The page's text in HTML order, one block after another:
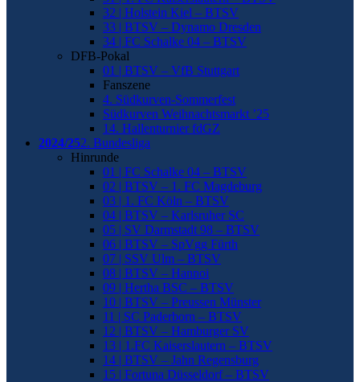
32 | Holstein Kiel – BTSV
33 | BTSV – Dynamo Dresden
34 | FC Schalke 04 – BTSV
DFB-Pokal
01 | BTSV – VfB Stuttgart
Fanszene
4. Südkurven-Sommerfest
Südkurven Weihnachtsmarkt ’25
14. Hallenturnier fdGZ
2024/252. Bundesliga
Hinrunde
01 | FC Schalke 04 – BTSV
02 | BTSV – 1. FC Magdeburg
03 | 1. FC Köln – BTSV
04 | BTSV – Karlsruher SC
05 | SV Darmstadt 98 – BTSV
06 | BTSV – SpVgg Fürth
07 | SSV Ulm – BTSV
08 | BTSV – Hannoi
09 | Hertha BSC – BTSV
10 | BTSV – Preussen Münster
11 | SC Paderborn – BTSV
12 | BTSV – Hamburger SV
13 | 1.FC Kaiserslautern – BTSV
14 | BTSV – Jahn Regensburg
15 | Fortuna Düsseldorf – BTSV